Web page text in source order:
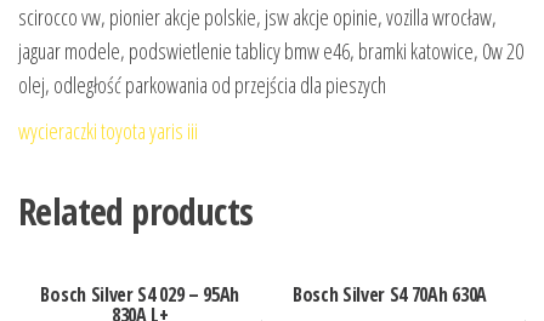
scirocco vw, pionier akcje polskie, jsw akcje opinie, vozilla wrocław,
jaguar modele, podswietlenie tablicy bmw e46, bramki katowice, 0w 20
olej, odległość parkowania od przejścia dla pieszych
wycieraczki toyota yaris iii
Related products
Bosch Silver S4 029 – 95Ah
830A L+
Bosch Silver S4 70Ah 630A